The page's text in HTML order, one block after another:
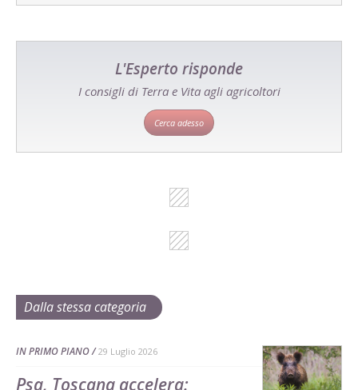
L'Esperto risponde
I consigli di Terra e Vita agli agricoltori
Cerca adesso
Dalla stessa categoria
IN PRIMO PIANO 29 Luglio 2026
Psa, Toscana accelera: